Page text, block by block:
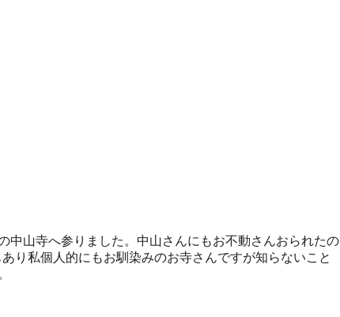
中山寺へ参りました。中山さんにもお不動さんおられたの
り私個人的にもお馴染みのお寺さんですが知らないこと